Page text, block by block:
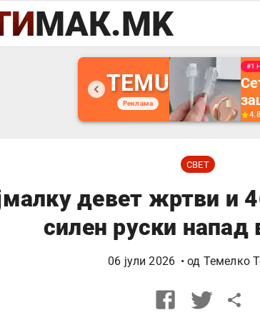
МАК.MK
TEMU
Реклама
СВЕТ
девет жртви и
силен руски напад
06 јули 2026 • од Темелко